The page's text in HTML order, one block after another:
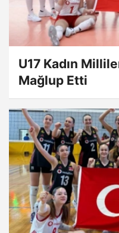
U17 Kadın
Mağlup Etti